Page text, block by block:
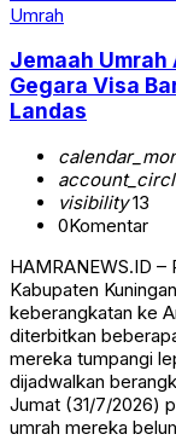
Umrah
Jemaah
Gegara Visa
Landas
visibility13
0Komentar
HAMRANEWS.ID –
Kabupaten
keberangkatan ke
diterbitkan
mereka tumpangi
dijadwalkan
Jumat (31/7/2026)
umrah mereka